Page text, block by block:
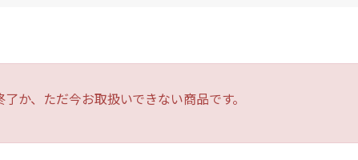
か、ただ今お取扱いできない商品です。